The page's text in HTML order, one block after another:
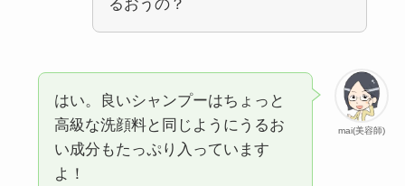
るおうの？
mai(美容師)
はい。良いシャンプーはちょっと
高級な洗顔料と同じようにうるお
い成分もたっぷり入っています
よ！